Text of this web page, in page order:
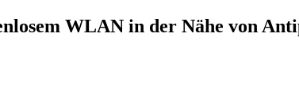
WLAN in der Nähe von